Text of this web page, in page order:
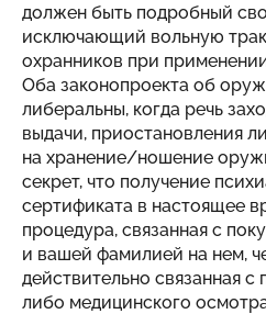
должен быть подробный
исключающий вольную
охранников при
Оба законопроекта об
либеральны, когда речь
выдачи, приостановления
на хранение/ношение
секрет, что получение
сертификата в настоящее
процедура, связанная с
и вашей фамилией на нем,
действительно связанная
либо медицинского